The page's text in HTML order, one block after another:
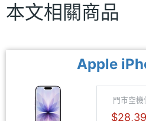
本文相關商品
Apple
門市空機